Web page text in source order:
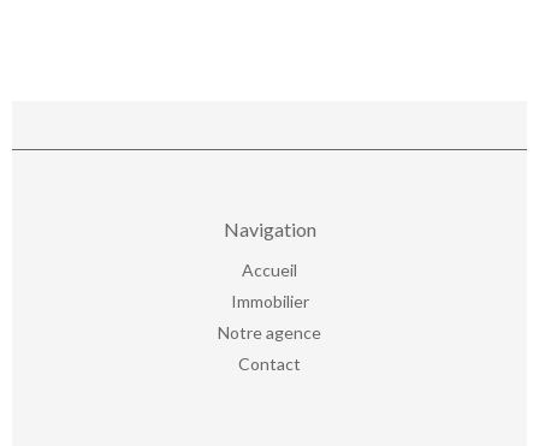
Navigation
Accueil
Immobilier
Notre agence
Contact